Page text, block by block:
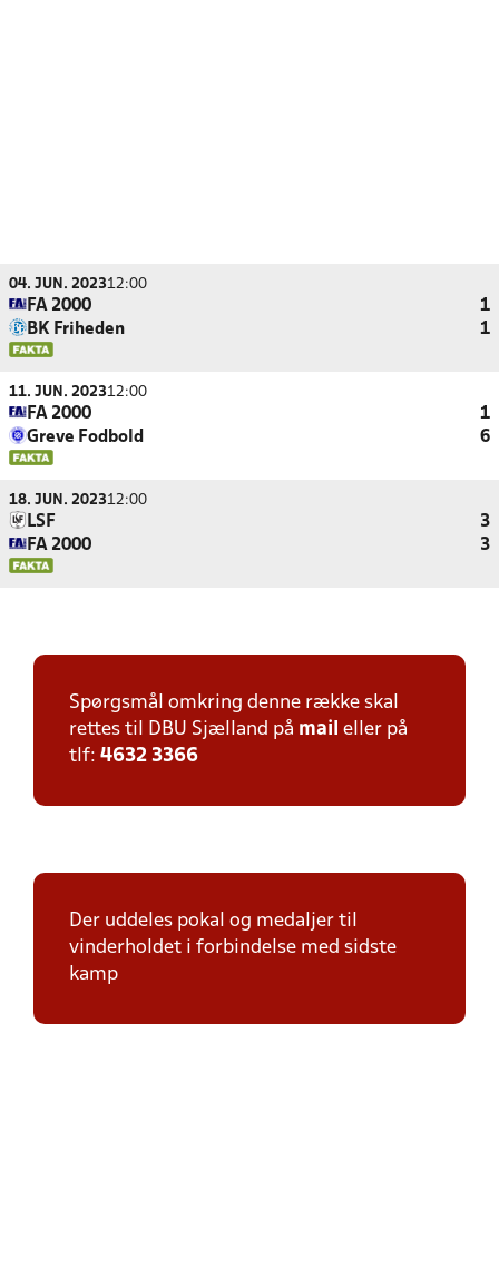
04. JUN. 202312:00
FA 2000
1
BK Friheden
1
11. JUN. 202312:00
FA 2000
1
Greve Fodbold
6
18. JUN. 202312:00
LSF
3
FA 2000
3
Spørgsmål omkring denne række skal
rettes til DBU Sjælland på mail eller på
tlf: 4632 3366
Der uddeles pokal og medaljer til
vinderholdet i forbindelse med sidste
kamp